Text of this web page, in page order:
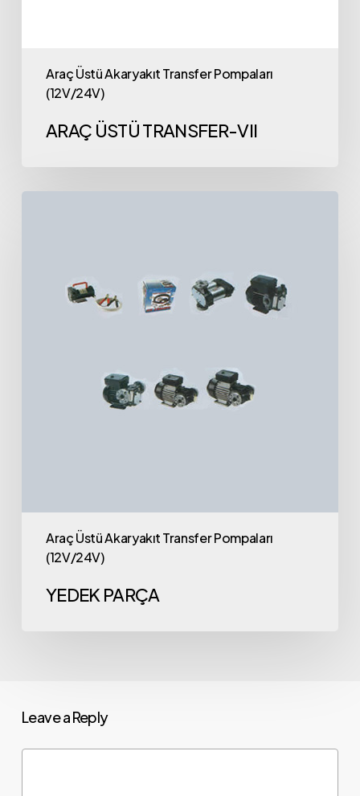
Araç Üstü Akaryakıt Transfer Pompaları
(12V/24V)
ARAÇ ÜSTÜ TRANSFER-VII
Araç Üstü Akaryakıt Transfer Pompaları
(12V/24V)
YEDEK PARÇA
Leave a Reply